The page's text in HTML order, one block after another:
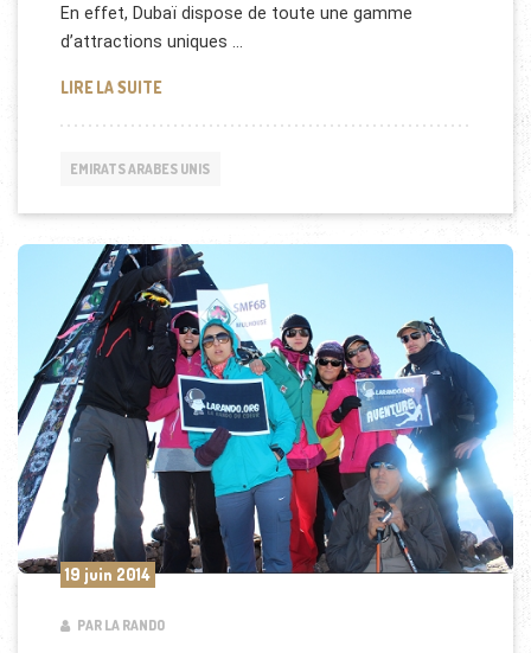
En effet, Dubaï dispose de toute une gamme
d’attractions uniques …
LIRE LA SUITEQUELLES SONT LES ATTRACTIONS LES PLUS
EMIRATS ARABES UNIS
19 juin 2014
PAR LA RANDO